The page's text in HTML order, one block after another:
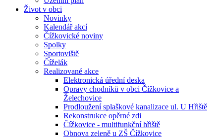
Život v obci
Novinky
Kalendář akcí
Čížkovické noviny
Spolky
Sportoviště
Číželák
Realizované akce
Elektronická úřední deska
Opravy chodníků v obci Čížkovice a
Želechovice
Prodloužení splaškové kanalizace ul. U Hřiště
Rekonstrukce opěrné zdi
Čížkovice - multifunkční hřiště
Obnova zeleně u ZŠ Čížkovice